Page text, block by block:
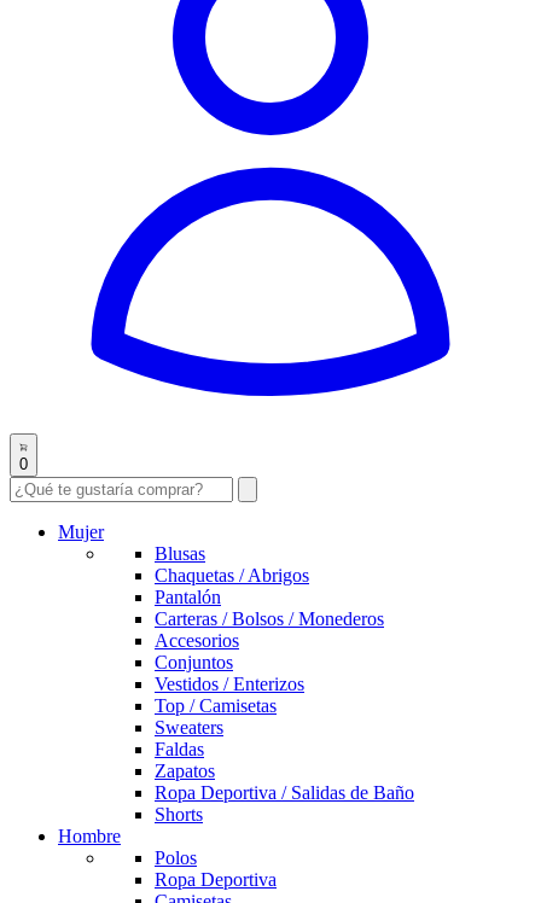
0
Mujer
Blusas
Chaquetas / Abrigos
Pantalón
Carteras / Bolsos / Monederos
Accesorios
Conjuntos
Vestidos / Enterizos
Top / Camisetas
Sweaters
Faldas
Zapatos
Ropa Deportiva / Salidas de Baño
Shorts
Hombre
Polos
Ropa Deportiva